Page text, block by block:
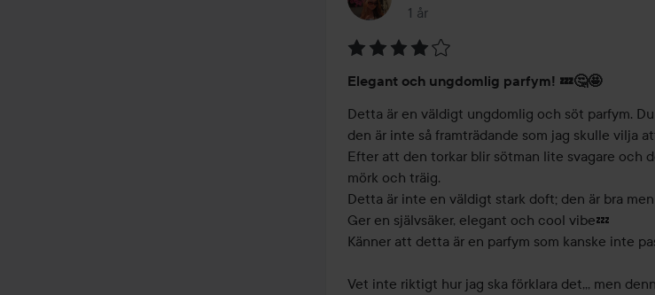
1 år
Inlägget skapades 1 år
4
av
5
Elegant och ungdomlig parfym! 💤🤔🤩
Detta är en väldigt ungdomlig och söt parfym.
den är inte så framträdande som jag skulle vilja
Efter att den torkar blir sötman lite svagare och
mörk och träig.
Detta är inte en väldigt stark doft; den är bra
Ger en självsäker, elegant och cool vibe💤
Känner att detta är en parfym som kanske inte
Vet inte riktigt hur jag ska förklara det,,, men